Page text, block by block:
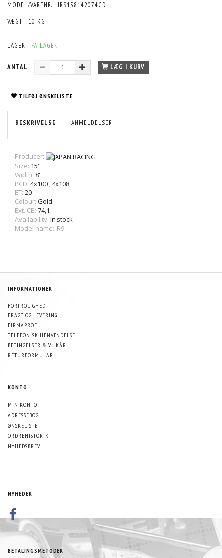
MODEL/VARENR.: JR9158142074GD
VÆGT:
10 KG
LAGER: PÅ LAGER
ANTAL LÆG I KURV
TILFØJ ØNSKELISTE
BESKRIVELSE ANMELDELSER
Producer:
Size: 15''
Width: 8''
PCD: 4x100 ,4x108
ET: 20
Colour: Gold
Ext. CB: 74,1
Availability: In stock
Model name: JR9
INFORMATIONER
FORTROLIGHED
FRAGT OG LEVERING
FIRMAPROFIL
TELEFONISK HENVENDELSE
BETINGELSER & VILKÅR
RETURFORMULAR
KONTO
MIN KONTO
ADRESSEBOG
ØNSKELISTE
ORDREHISTORIK
NYHEDSBREV
NYHEDER
BETALINGSMETODER